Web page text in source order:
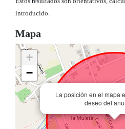
introducido.
Mapa
La posición en el mapa
deseo del
+
−